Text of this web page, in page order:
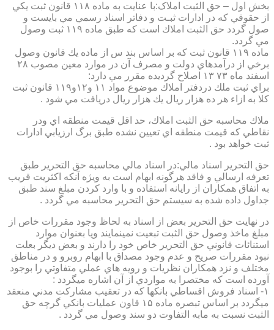
بخش اول – حق الثبت املاک:با عنايت به ماده ۱۱۸ قانون ثبت يكي
از حقوقي كه در ادارات ثبـت و دفاتر اسناد رسمي مي بايست و
صول گردد حق الثبت املاك است كه طبق ماده ۱۱۹ ثبت وصول
مي گردد.
ماده ۱۱۹ قانون ثبت كه بر اساس بند س از ماده يك قانون وصول
برخي از درآمدهاي دولت و مصرف آن در موارد معين مصوب ۲۸
اسفند ماه ۷۳ ۱۳ اصلاح گرديده مقرر مي دارد:
براي ثبت ملك دردفتر املاك موضوع مواد ۱۱ و۱۲و۱۱۹ قانون ثبت
كلا به ازاء هر ده هزار ريال يك هزار ريال دريافت مي شود .
ملاك محاسبه حق الثبت املاك، حد اقل قيمت منطقه اي ودر
نقاطي كه قيمت منطقه اي تعيين نشده طبق برگ ارزيابي ادارات
ثبت خواهد بود .
حق التحرير اسناد مالي:در اسناد مالي محاسبه حق التحرير طبق
تعرفه ارسالي و فاقد هرگونه ابهام است به ويژه آنكه اكثريت قريب
به اتفاق همكاران از رايانه استفاده و با وارد كردن مبلغ سند طبق
جداول داده شده به سيستم حق التحرير محاسبه مي گردد .
در نهايت حق التحرير بعض از اسناد به لحاظ وجود مقررات خاص از
مبلغ ماخذ وصول حق الثبت تبعيت نمينمايند ويا بعنوان موارد
استنائات قانوني حق التحرير خاص خود را دارند و بعض ديگر بعلت
نبود مقررات صريح و عدم وجود مصداق با ابهام روبرو و در مناطق
مختلف و نزد همكاران نظريات و رويه هاي عملي متفاوتي را بوجود
آورده است كه مختصرا به مواردي از آن اشاره ميگردد :
۱- اسناد فروش اقساطي بانكها كه در تعقيب مشاركت مدني منعقد
ميگردد بر اساس تبصره ماده ۱۵ قاون عمليات بانكي گرچه حق
الثبت نسبت به مابه التفاوت دو سند وصول مي گردد .